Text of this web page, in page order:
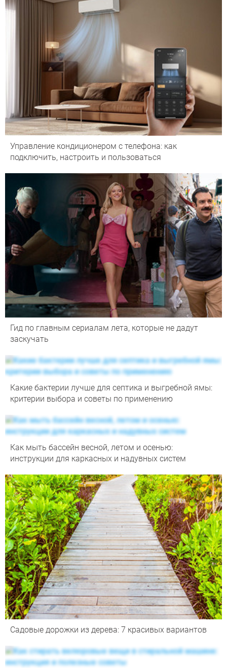
Управление кондиционером с телефона: как
подключить, настроить и пользоваться
Гид по главным сериалам лета, которые не дадут
заскучать
Какие бактерии лучше для септика и выгребной ямы:
критерии выбора и советы по применению
Как мыть бассейн весной, летом и осенью:
инструкции для каркасных и надувных систем
Садовые дорожки из дерева: 7 красивых вариантов